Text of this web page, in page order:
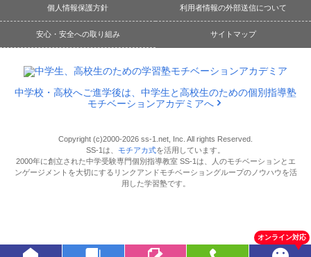
個人情報保護方針 利用者情報の外部送信について
安心・安全への取り組み サイトマップ
中学校・高校へご進学後は、中学生と高校生のための個別指導塾
モチベーションアカデミアへ
Copyright (c)2000-2026 ss-1.net, Inc. All rights Reserved.
SS-1は、 モチアカ式を活用しています。
2000年に創立された中学受験専門個別指導教室 SS-1は、人のモチベーションとエ
ンゲージメントを大切にするリンクアンドモチベーショングループのノウハウを活
用した学習塾です。
オンライン対応